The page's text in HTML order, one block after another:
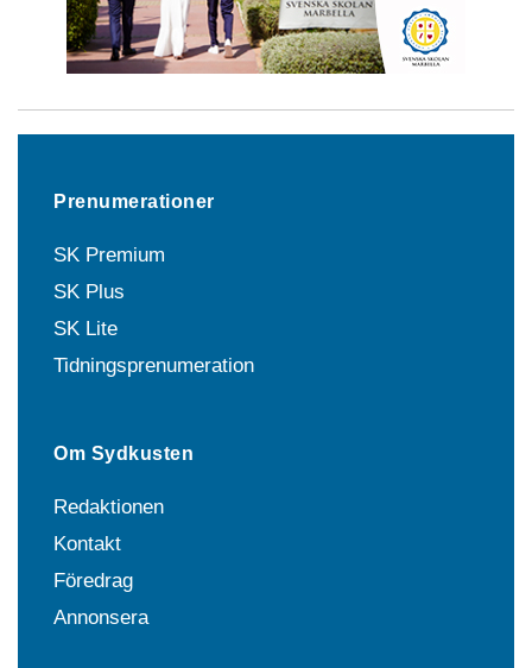
Prenumerationer
SK Premium
SK Plus
SK Lite
Tidningsprenumeration
Om Sydkusten
Redaktionen
Kontakt
Föredrag
Annonsera